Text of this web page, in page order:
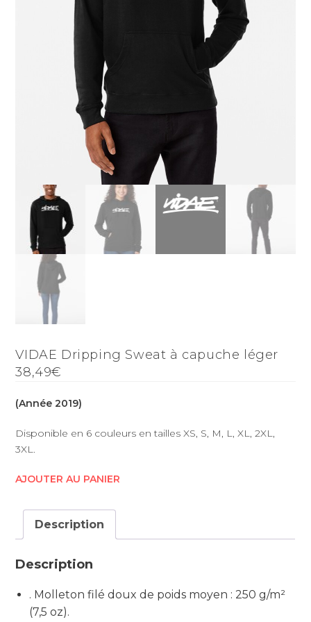
VIDAE Dripping Sweat à capuche léger
38,49€
(Année 2019)
Disponible en 6 couleurs en tailles XS, S, M, L, XL, 2XL,
3XL.
AJOUTER AU PANIER
Description
Description
. Molleton filé doux de poids moyen : 250 g/m²
(7,5 oz).